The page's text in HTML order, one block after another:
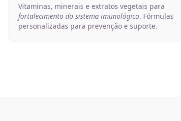
Vitaminas, minerais e extratos vegetais para
fortalecimento do sistema imunológico. Fórmulas
personalizadas para prevenção e suporte.